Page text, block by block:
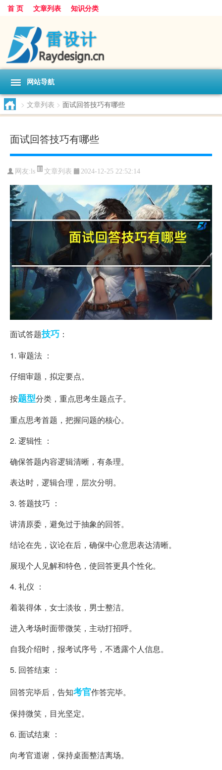
首 页 文章列表 知识分类
网站导航
> 文章列表 > 面试回答技巧有哪些
面试回答技巧有哪些
网友: ls 文章列表 2024-12-25 22:52:14
面试答题技巧 ：
1. 审题法 ：
仔细审题，拟定要点。
按题型分类，重点思考生题点子。
重点思考首题，把握问题的核心。
2. 逻辑性 ：
确保答题内容逻辑清晰，有条理。
表达时，逻辑合理，层次分明。
3. 答题技巧 ：
讲清原委，避免过于抽象的回答。
结论在先，议论在后，确保中心意思表达清晰。
展现个人见解和特色，使回答更具个性化。
4. 礼仪 ：
着装得体，女士淡妆，男士整洁。
进入考场时面带微笑，主动打招呼。
自我介绍时，报考试序号，不透露个人信息。
5. 回答结束 ：
回答完毕后，告知考官作答完毕。
保持微笑，目光坚定。
6. 面试结束 ：
向考官道谢，保持桌面整洁离场。